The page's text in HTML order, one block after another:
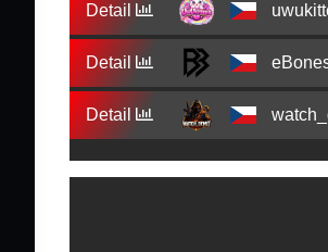
Detail
Detail
Detail